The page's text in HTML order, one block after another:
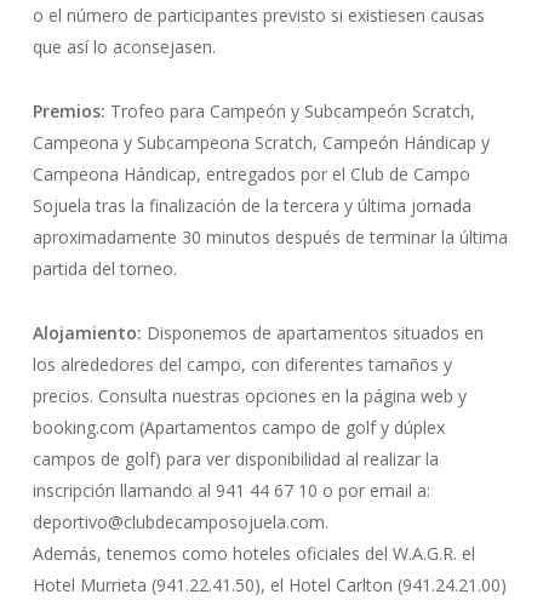
o el número de participantes previsto si existiesen causas
que así lo aconsejasen.
Premios: Trofeo para Campeón y Subcampeón Scratch,
Campeona y Subcampeona Scratch, Campeón Hándicap y
Campeona Hándicap, entregados por el Club de Campo
Sojuela tras la finalización de la tercera y última jornada
aproximadamente 30 minutos después de terminar la última
partida del torneo.
Alojamiento: Disponemos de apartamentos situados en
los alrededores del campo, con diferentes tamaños y
precios. Consulta nuestras opciones en la página web y
booking.com (Apartamentos campo de golf y dúplex
campos de golf) para ver disponibilidad al realizar la
inscripción llamando al 941 44 67 10 o por email a:
deportivo@clubdecamposojuela.com.
Además, tenemos como hoteles oficiales del W.A.G.R. el
Hotel Murrieta (941.22.41.50), el Hotel Carlton (941.24.21.00)